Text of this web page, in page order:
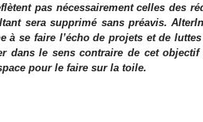
pas nécessairement celles des
sera supprimé sans préavis.
à se faire l’écho de projets et de
dans le sens contraire de cet
pour le faire sur la toile.